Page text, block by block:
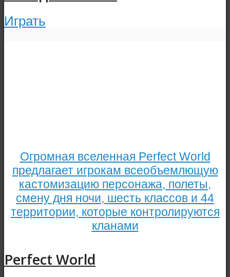
Играть
Огромная вселенная Perfect World
предлагает игрокам всеобъемлющую
кастомизацию персонажа, полеты,
смену дня ночи, шесть классов и 44
территории, которые контролируются
кланами
Perfect World